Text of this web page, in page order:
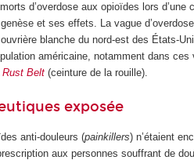
d’overdose aux opioïdes lors
et ses effets. La vague
blanche du nord-est des États-
américaine, notamment dans
Rust Belt (ceinture de la rouille).
exposée
anti-douleurs (painkillers) n’étaient
aux personnes souffrant de